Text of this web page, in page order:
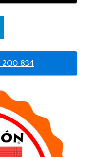
834